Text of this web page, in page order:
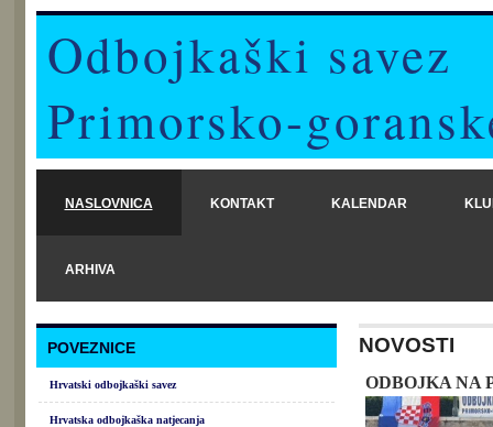
Odbojkaški savez
Primorsko-
NASLOVNICA KONTAKT KALENDAR
ARHIVA
POVEZNICE
Hrvatski odbojkaški savez
Hrvatska odbojkaška natjecanja
NOVOSTI
ODBOJKA NA